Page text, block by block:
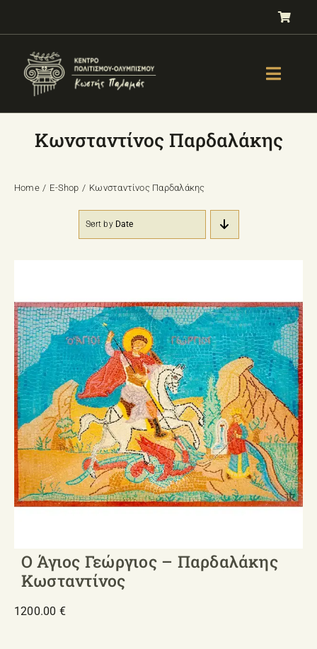
Toggle
ΟΛΥΜΠΙΣΜΟΣ
ΣΧΕΤΙΚΑ ΜΕ ΕΜΑΣ
ΝΕΑ
ΕΠΙΚΟΙΝΩΝΙΑ
E-Shop
Κωνσταντίνος Παρδαλάκης
Home E-Shop Κωνσταντίνος Παρδαλάκης
Sort by Date
Ο Άγιος Γεώργιος – Παρδαλάκης
Κωσταντίνος
1200.00 €